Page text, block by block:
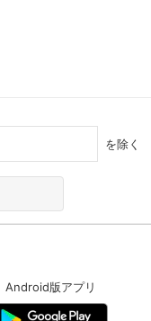
を除く
Android版アプリ